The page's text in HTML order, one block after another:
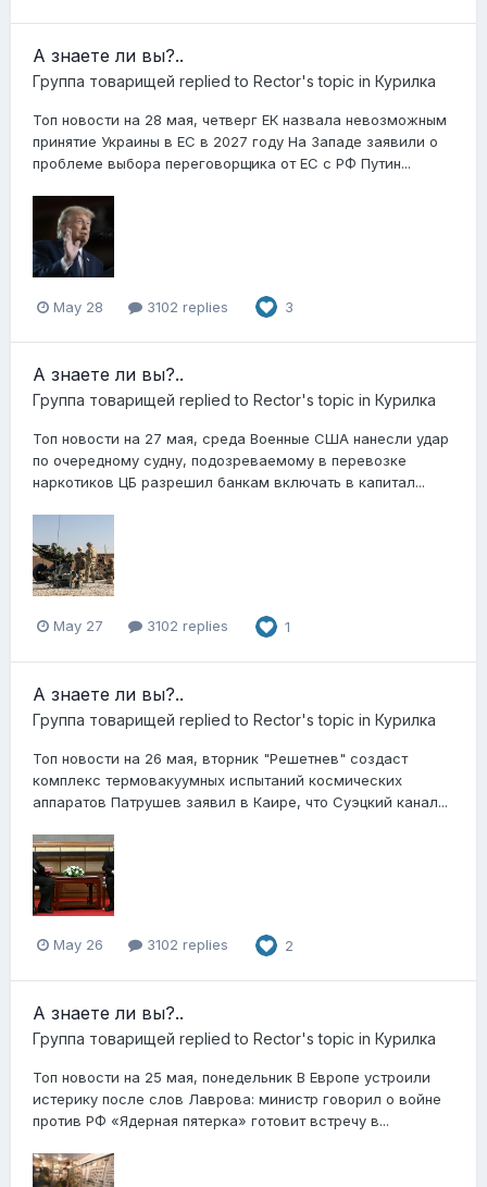
А знаете ли вы?..
Группа товарищей replied to Rector's topic in Курилка
Топ новости на 28 мая, четверг ЕК назвала невозможным
принятие Украины в ЕС в 2027 году На Западе заявили о
проблеме выбора переговорщика от ЕС с РФ Путин...
May 28 3102 replies 3
А знаете ли вы?..
Группа товарищей replied to Rector's topic in Курилка
Топ новости на 27 мая, среда Военные США нанесли удар
по очередному судну, подозреваемому в перевозке
наркотиков ЦБ разрешил банкам включать в капитал...
May 27 3102 replies 1
А знаете ли вы?..
Группа товарищей replied to Rector's topic in Курилка
Топ новости на 26 мая, вторник "Решетнев" создаст
комплекс термовакуумных испытаний космических
аппаратов Патрушев заявил в Каире, что Суэцкий канал...
May 26 3102 replies 2
А знаете ли вы?..
Группа товарищей replied to Rector's topic in Курилка
Топ новости на 25 мая, понедельник В Европе устроили
истерику после слов Лаврова: министр говорил о войне
против РФ «Ядерная пятерка» готовит встречу в...